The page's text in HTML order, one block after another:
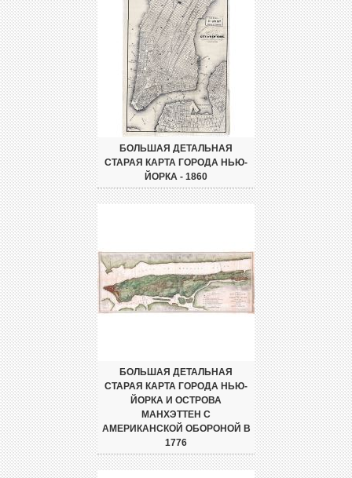
БОЛЬШАЯ ДЕТАЛЬНАЯ
СТАРАЯ КАРТА ГОРОДА НЬЮ-
ЙОРКА - 1860
БОЛЬШАЯ ДЕТАЛЬНАЯ
СТАРАЯ КАРТА ГОРОДА НЬЮ-
ЙОРКА И ОСТРОВА
МАНХЭТТЕН С
АМЕРИКАНСКОЙ ОБОРОНОЙ В
1776